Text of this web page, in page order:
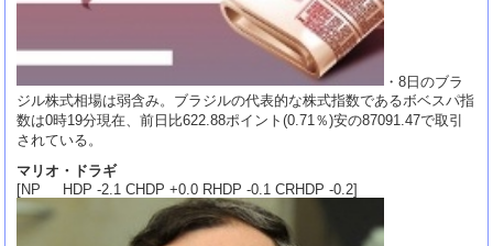
・8日のブラ
ジル株式相場は弱含み。ブラジルの代表的な株式指数であるボベスパ指
数は0時19分現在、前日比622.88ポイント(0.71％)安の87091.47で取引
されている。
マリオ・ドラギ
[NP HDP -2.1 CHDP +0.0 RHDP -0.1 CRHDP -0.2]